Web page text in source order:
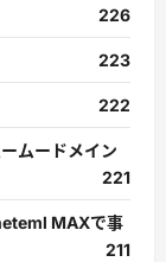
226
223
222
ムードメイン
221
MAXで事
211